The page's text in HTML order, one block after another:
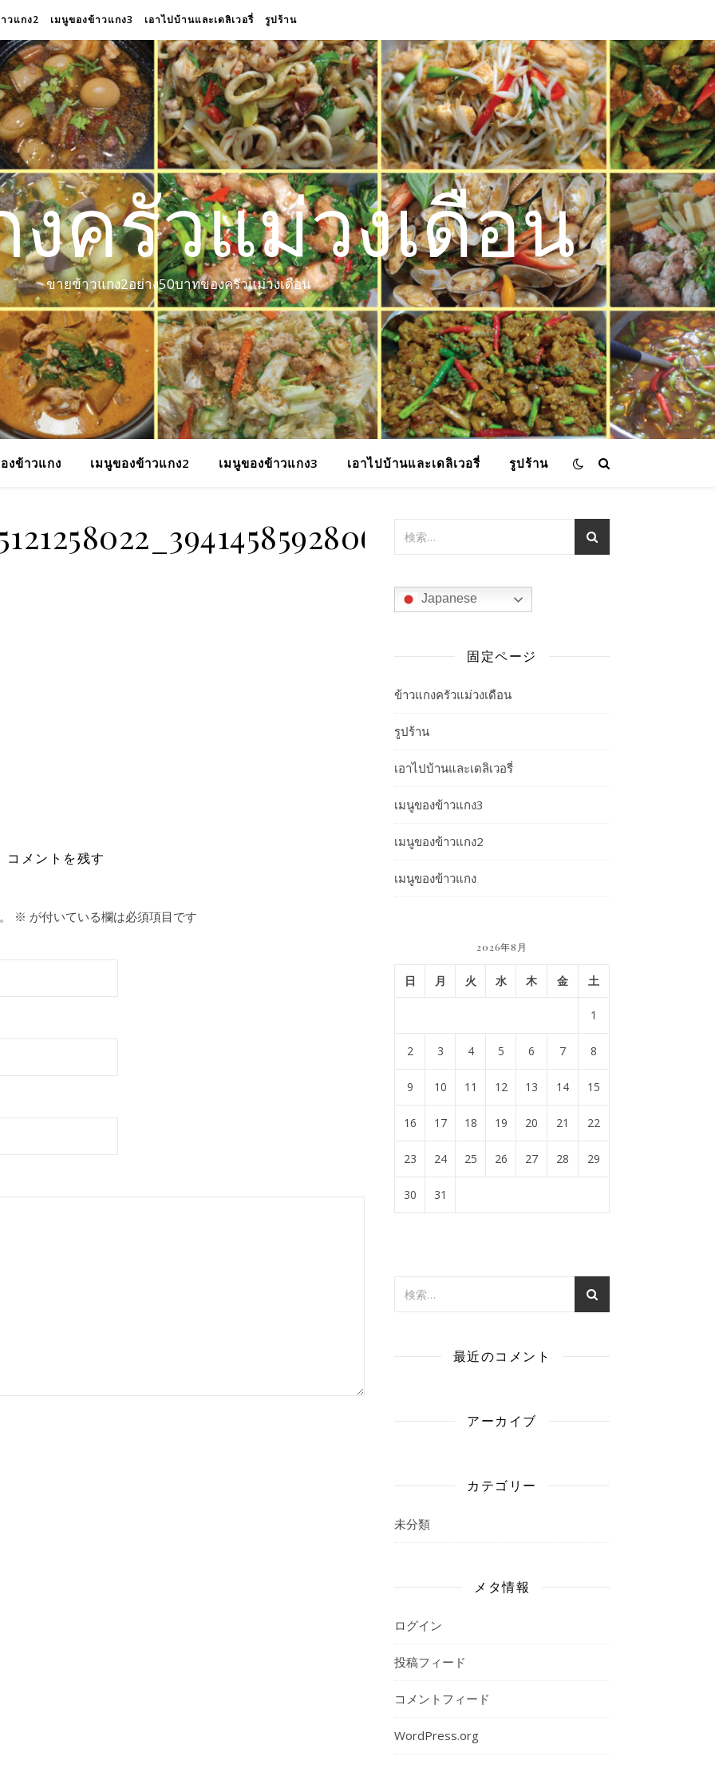
วแกง2 เมนูของข้าวแกง3 เอาไปบ้านและเดลิเวอรี่ รูปร้าน
ครัวแม่วงเดือน
ขายข้าวแกง2อย่าง50บาทของครัวแม่วงเดือน
งข้าวแกง เมนูของข้าวแกง2 เมนูของข้าวแกง3 เอาไปบ้านและเดลิเวอรี่ รูปร้าน
コメントを残す
※ が付いている欄は必須項目です
Japanese
固定ページ
ข้าวแกงครัวแม่วงเดือน
รูปร้าน
เอาไปบ้านและเดลิเวอรี่
เมนูของข้าวแกง3
เมนูของข้าวแกง2
เมนูของข้าวแกง
2026年8月
日 月 火 水 木 金 土
1
2 3 4 5 6 7 8
9 10 11 12 13 14 15
16 17 18 19 20 21 22
23 24 25 26 27 28 29
30 31
最近のコメント
アーカイブ
カテゴリー
未分類
メタ情報
ログイン
投稿フィード
コメントフィード
WordPress.org